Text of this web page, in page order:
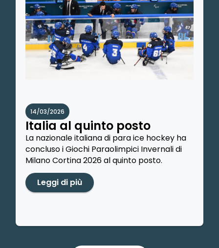
14/03/2026
Italia al quinto posto
La nazionale italiana di para ice hockey ha
concluso i Giochi Paraolimpici Invernali di
Milano Cortina 2026 al quinto posto.
Leggi di più